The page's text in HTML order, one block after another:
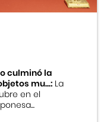
culminó la
mu...:La
en el